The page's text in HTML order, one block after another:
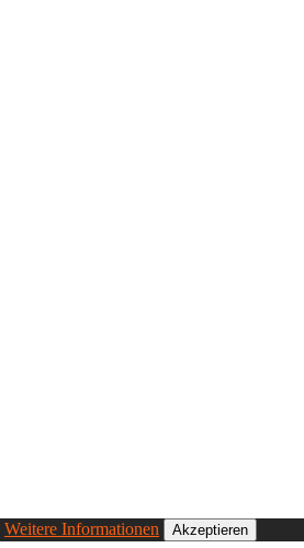
Weitere Informationen Akzeptieren